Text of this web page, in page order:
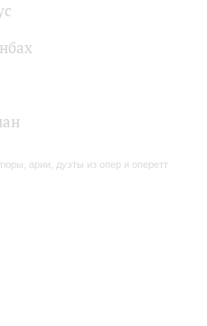
арии, дуэты из опер и оперетт